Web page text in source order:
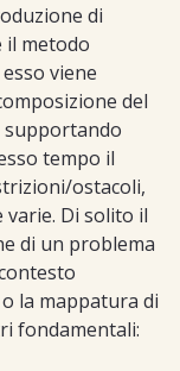
di
il metodo
viene
del
supportando
tempo il
ostacoli,
varie. Di solito il
di un problema
la mappatura di
fondamentali: